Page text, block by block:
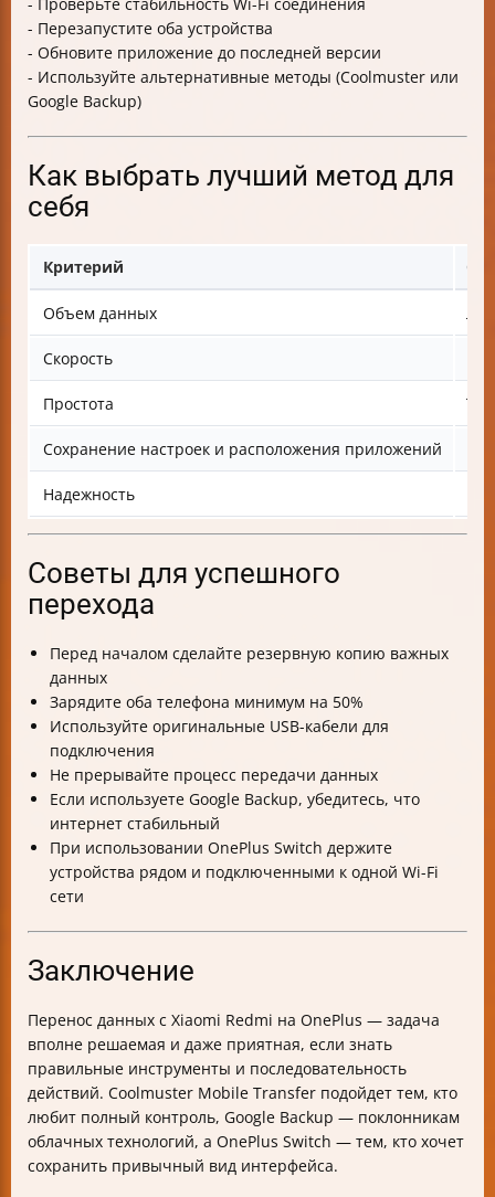
- Перезапустите оба устройства
- Обновите приложение до последней версии
- Используйте альтернативные методы (Coolmuster или
Google Backup)
Как выбрать лучший метод для
себя
Критерий
Объем данных
Скорость
Простота
Сохранение настроек и расположения приложений
Надежность
Советы для успешного
перехода
Перед началом сделайте резервную копию важных
данных
Зарядите оба телефона минимум на 50%
Используйте оригинальные USB-кабели для
подключения
Не прерывайте процесс передачи данных
Если используете Google Backup, убедитесь, что
интернет стабильный
При использовании OnePlus Switch держите
устройства рядом и подключенными к одной Wi-Fi
сети
Заключение
Перенос данных с Xiaomi Redmi на OnePlus — задача
вполне решаемая и даже приятная, если знать
правильные инструменты и последовательность
действий. Coolmuster Mobile Transfer подойдет тем, кто
любит полный контроль, Google Backup — поклонникам
облачных технологий, а OnePlus Switch — тем, кто хочет
сохранить привычный вид интерфейса.